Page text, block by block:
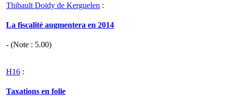
Thibault Doidy de Kerguelen :
La fiscalité augmentera en 2014
- (Note : 5.00)
H16 :
Taxations en folie